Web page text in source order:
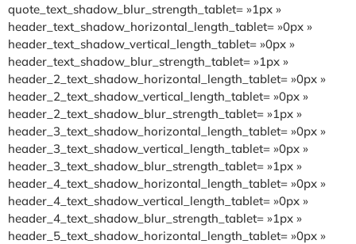
quote_text_shadow_blur_strength_tablet= »1px »
header_text_shadow_horizontal_length_tablet= »0px »
header_text_shadow_vertical_length_tablet= »0px »
header_text_shadow_blur_strength_tablet= »1px »
header_2_text_shadow_horizontal_length_tablet= »0px »
header_2_text_shadow_vertical_length_tablet= »0px »
header_2_text_shadow_blur_strength_tablet= »1px »
header_3_text_shadow_horizontal_length_tablet= »0px »
header_3_text_shadow_vertical_length_tablet= »0px »
header_3_text_shadow_blur_strength_tablet= »1px »
header_4_text_shadow_horizontal_length_tablet= »0px »
header_4_text_shadow_vertical_length_tablet= »0px »
header_4_text_shadow_blur_strength_tablet= »1px »
header_5_text_shadow_horizontal_length_tablet= »0px »